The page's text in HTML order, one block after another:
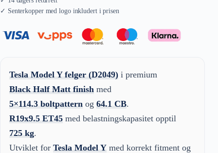
Tesla Model Y felger (D2049) i premium
Black Half Matt finish med
5×114.3 boltpattern og 64.1 CB.
R19x9.5 ET45 med belastningskapasitet opptil
725 kg.
Utviklet for Tesla Model Y med korrekt fitment og